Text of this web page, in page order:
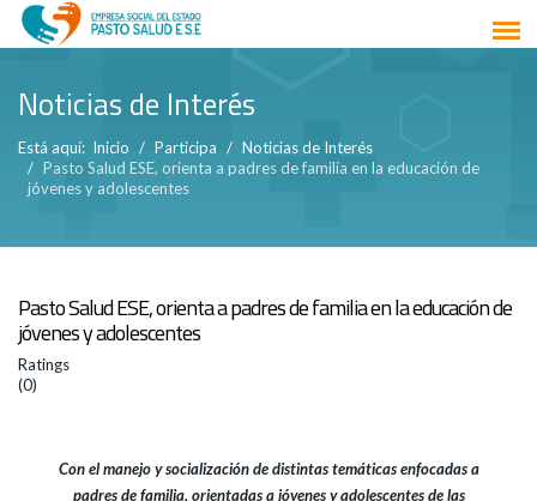
Noticias de Interés
Está aquí: Inicio Participa
Noticias de Interés
Pasto Salud ESE, orienta a padres de familia en la educación de
jóvenes y adolescentes
Pasto Salud ESE, orienta a padres de familia en la educación de
jóvenes y adolescentes
Ratings
(0)
Con el manejo y socialización de distintas temáticas enfocadas a
padres de familia, orientadas a jóvenes y adolescentes de las